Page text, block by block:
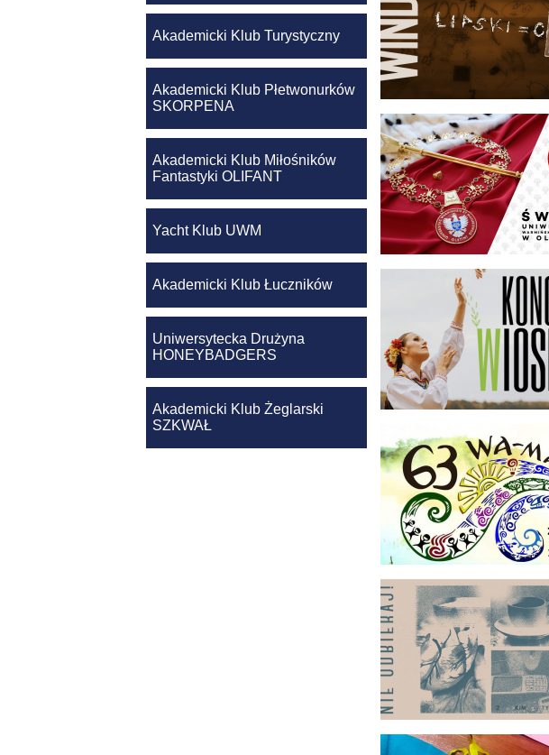
Akademicki Klub Turystyczny
Akademicki Klub Płetwonurków
SKORPENA
Akademicki Klub Miłośników
Fantastyki OLIFANT
Yacht Klub UWM
Akademicki Klub Łuczników
Uniwersytecka Drużyna
HONEYBADGERS
Akademicki Klub Żeglarski
SZKWAŁ